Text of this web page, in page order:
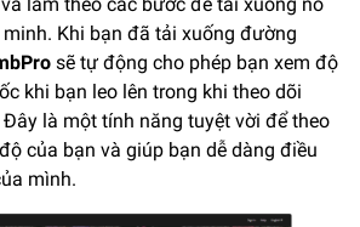
làm theo các bước để tải xuống nó
Khi bạn đã tải xuống đường
sẽ tự động cho phép bạn xem độ
khi bạn leo lên trong khi theo dõi
là một tính năng tuyệt vời để theo
của bạn và giúp bạn dễ dàng điều
mình.